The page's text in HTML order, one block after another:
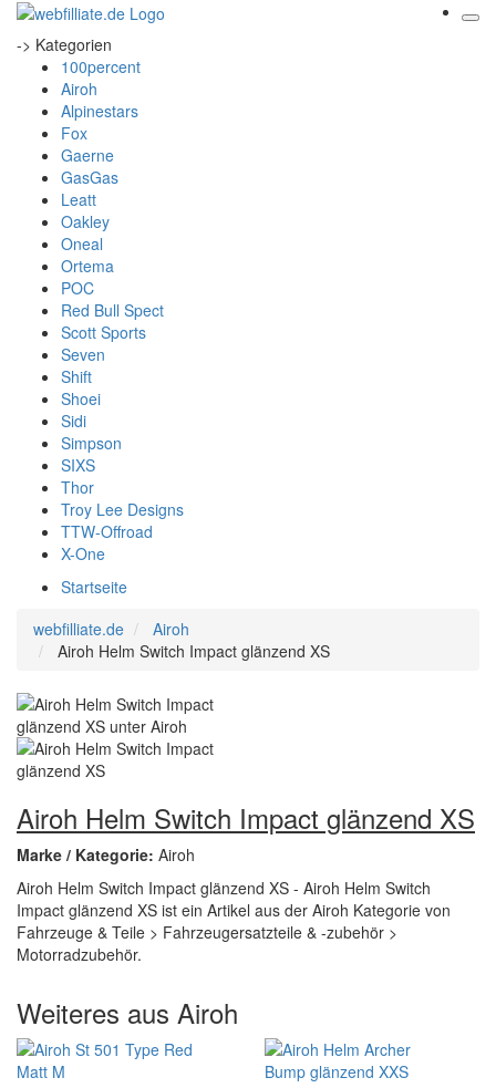
-> Kategorien
100percent
Airoh
Alpinestars
Fox
Gaerne
GasGas
Leatt
Oakley
Oneal
Ortema
POC
Red Bull Spect
Scott Sports
Seven
Shift
Shoei
Sidi
Simpson
SIXS
Thor
Troy Lee Designs
TTW-Offroad
X-One
Startseite
webfilliate.de
Airoh
Airoh Helm Switch Impact glänzend XS
Airoh Helm Switch Impact glänzend XS
Marke / Kategorie: Airoh
Airoh Helm Switch Impact glänzend XS - Airoh Helm Switch
Impact glänzend XS ist ein Artikel aus der Airoh Kategorie von
Fahrzeuge & Teile > Fahrzeugersatzteile & -zubehör >
Motorradzubehör.
Weiteres aus Airoh